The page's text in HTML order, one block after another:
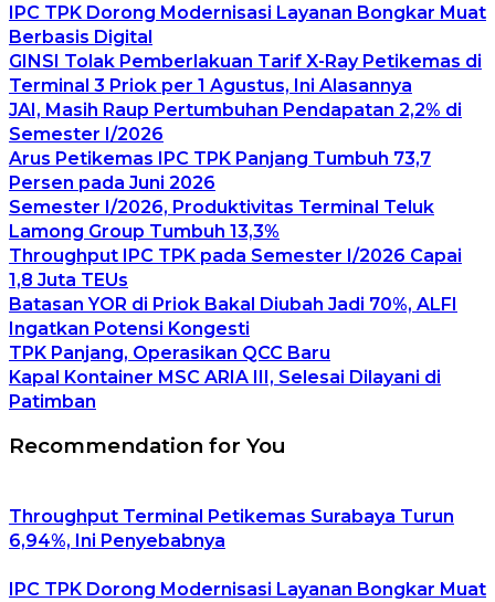
IPC TPK Dorong Modernisasi Layanan Bongkar Muat
Berbasis Digital
GINSI Tolak Pemberlakuan Tarif X-Ray Petikemas di
Terminal 3 Priok per 1 Agustus, Ini Alasannya
JAI, Masih Raup Pertumbuhan Pendapatan 2,2% di
Semester I/2026
Arus Petikemas IPC TPK Panjang Tumbuh 73,7
Persen pada Juni 2026
Semester I/2026, Produktivitas Terminal Teluk
Lamong Group Tumbuh 13,3%
Throughput IPC TPK pada Semester I/2026 Capai
1,8 Juta TEUs
Batasan YOR di Priok Bakal Diubah Jadi 70%, ALFI
Ingatkan Potensi Kongesti
TPK Panjang, Operasikan QCC Baru
Kapal Kontainer MSC ARIA III, Selesai Dilayani di
Patimban
Recommendation for You
Throughput Terminal Petikemas Surabaya Turun
6,94%, Ini Penyebabnya
IPC TPK Dorong Modernisasi Layanan Bongkar Muat